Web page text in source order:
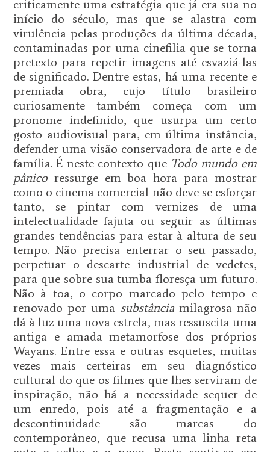
criticamente uma estratégia que já era sua no
início do século, mas que se alastra com
virulência pelas produções da última década,
contaminadas por uma cinefilia que se torna
pretexto para repetir imagens até esvaziá-las
de significado. Dentre estas, há uma recente e
premiada obra, cujo título brasileiro
curiosamente também começa com um
pronome indefinido, que usurpa um certo
gosto audiovisual para, em última instância,
defender uma visão conservadora de arte e de
família. É neste contexto que Todo mundo em
pânicoressurge em boa hora para mostrar
como o cinema comercial não deve se esforçar
tanto, se pintar com vernizes de uma
intelectualidade fajuta ou seguir as últimas
grandes tendências para estar à altura de seu
tempo. Não precisa enterrar o seu passado,
perpetuar o descarte industrial de vedetes,
para que sobre sua tumba floresça um futuro.
Não à toa, o corpo marcado pelo tempo e
renovado por uma substânciamilagrosa não
dá à luz uma nova estrela, mas ressuscita uma
antiga e amada metamorfose dos próprios
Wayans. Entre essa e outras esquetes, muitas
vezes mais certeiras em seu diagnóstico
cultural do que os filmes que lhes serviram de
inspiração, não há a necessidade sequer de
um enredo, pois até a fragmentação e a
descontinuidade são marcas do
contemporâneo, que recusa uma linha reta